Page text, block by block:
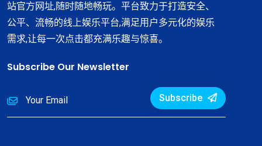
站官方网址,随时随地畅玩。平台致力于打造安全、
公平、流畅的线上娱乐平台,满足用户多元化的娱乐
需求,让每一次点击都充满乐趣与惊喜。
Subscribe Our Newsletter
Subscribe